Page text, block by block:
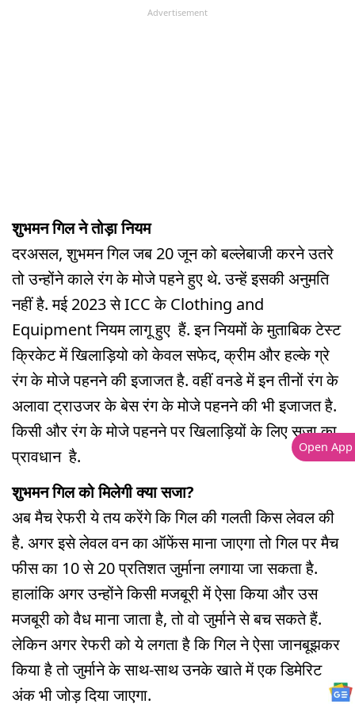
Advertisement
शुभमन गिल ने तोड़ा नियम
दरअसल, शुभमन गिल जब 20 जून को बल्लेबाजी करने उतरे
तो उन्होंने काले रंग के मोजे पहने हुए थे. उन्हें इसकी अनुमति
नहीं है. मई 2023 से ICC के Clothing and
Equipment नियम लागू हुए हैं. इन नियमों के मुताबिक टेस्ट
क्रिकेट में खिलाड़ियो को केवल सफेद, क्रीम और हल्के ग्रे
रंग के मोजे पहनने की इजाजत है. वहीं वनडे में इन तीनों रंग के
अलावा ट्राउजर के बेस रंग के मोजे पहनने की भी इजाजत है.
किसी और रंग के मोजे पहनने पर खिलाड़ियों के लिए सजा का
प्रावधान है.
शुभमन गिल को मिलेगी क्या सजा?
अब मैच रेफरी ये तय करेंगे कि गिल की गलती किस लेवल की
है. अगर इसे लेवल वन का ऑफेंस माना जाएगा तो गिल पर मैच
फीस का 10 से 20 प्रतिशत जुर्माना लगाया जा सकता है.
हालांकि अगर उन्होंने किसी मजबूरी में ऐसा किया और उस
मजबूरी को वैध माना जाता है, तो वो जुर्माने से बच सकते हैं.
लेकिन अगर रेफरी को ये लगता है कि गिल ने ऐसा जानबूझकर
किया है तो जुर्माने के साथ-साथ उनके खाते में एक डिमेरिट
अंक भी जोड़ दिया जाएगा.
Open App